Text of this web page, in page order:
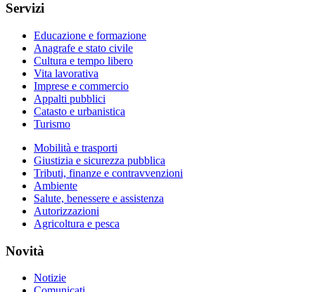
Servizi
Educazione e formazione
Anagrafe e stato civile
Cultura e tempo libero
Vita lavorativa
Imprese e commercio
Appalti pubblici
Catasto e urbanistica
Turismo
Mobilità e trasporti
Giustizia e sicurezza pubblica
Tributi, finanze e contravvenzioni
Ambiente
Salute, benessere e assistenza
Autorizzazioni
Agricoltura e pesca
Novità
Notizie